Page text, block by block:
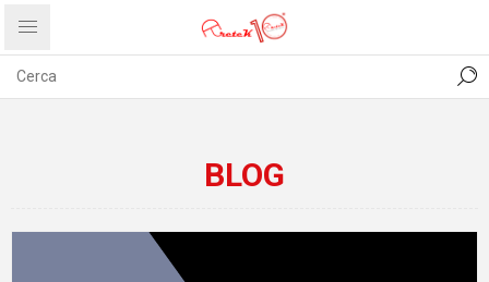
PRIVACY ABOUT US
BLOG